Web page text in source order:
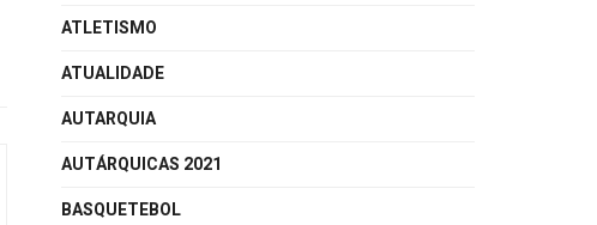
ATLETISMO
ATUALIDADE
AUTARQUIA
AUTÁRQUICAS 2021
BASQUETEBOL